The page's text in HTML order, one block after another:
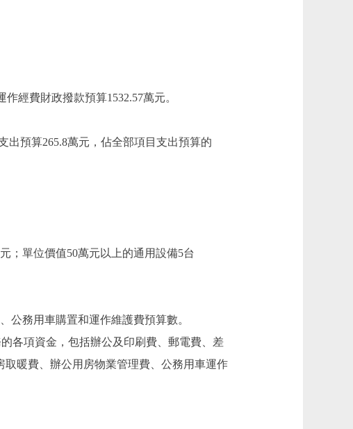
經費財政撥款預算1532.57萬元。
預算265.8萬元，佔全部項目支出預算的
；單位價值50萬元以上的通用設備5台
務用車購置和運作維護費預算數。
各項資金，包括辦公及印刷費、郵電費、差
暖費、辦公用房物業管理費、公務用車運作